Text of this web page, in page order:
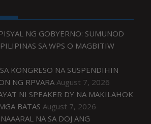
NG GOBYERNO: SUMUNOD
SA WPS O MAGBITIW
KONGRESO NA SUSPENDIHIN
NG RPVARA August 7, 2026
NI SPEAKER DY NA MAKILAHOK
BATAS August 7, 2026
NA SA DOJ ANG